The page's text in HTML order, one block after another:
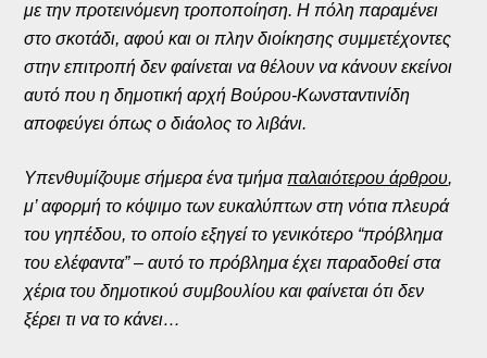
με την προτεινόμενη τροποποίηση. Η πόλη παραμένει
στο σκοτάδι, αφού και οι πλην διοίκησης συμμετέχοντες
στην επιτροπή δεν φαίνεται να θέλουν να κάνουν εκείνοι
αυτό που η δημοτική αρχή Βούρου-Κωνσταντινίδη
αποφεύγει όπως ο διάολος το λιβάνι.
Υπενθυμίζουμε σήμερα ένα τμήμαπαλαιότερου άρθρου,
μ’ αφορμή το κόψιμο των ευκαλύπτων στη νότια πλευρά
του γηπέδου, το οποίο εξηγεί το γενικότερο “πρόβλημα
του ελέφαντα” – αυτό το πρόβλημα έχει παραδοθεί στα
χέρια του δημοτικού συμβουλίου και φαίνεται ότι δεν
ξέρει τι να το κάνει…